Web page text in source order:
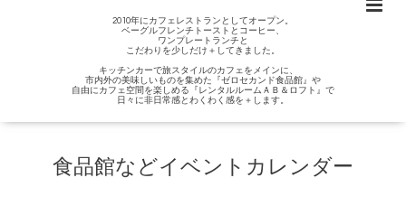
2010年にカフェレストランとしてオープン。
ベーグルフレンチトーストとコーヒー、
ワンプレートランチと
こだわりを少しだけ＋してきました。
キッチンカーで旅スタイルのカフェをメインに、
市内外の美味しいものを集めた『ゼロセカンド食品館』や
自由にカフェ空間を楽しめる『レンタルルームＡＢ＆ロフト』で
日々に非日常感とわくわく感を＋します。
食品館などイベントカレンダー